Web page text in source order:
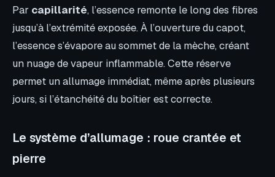
Par capillarité, l’essence remonte le long des fibres
jusqu’à l’extrémité exposée. À l’ouverture du capot,
l’essence s’évapore au sommet de la mèche, créant
un nuage de vapeur inflammable. Cette réserve
permet un allumage immédiat, même après plusieurs
jours, si l’étanchéité du boîtier est correcte.
Le système d’allumage : roue crantée et
pierre